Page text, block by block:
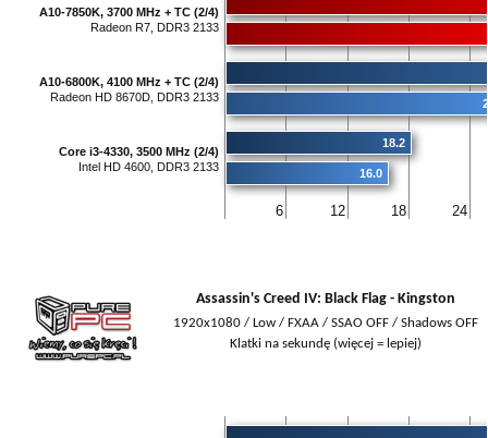
6 12 18 24
A10-7850K, 3700 MHz + TC (2/4)
Radeon R7, DDR3 2133
A10-6800K, 4100 MHz + TC (2/4)
Radeon HD 8670D, DDR3 2133
Core i3-4330, 3500 MHz (2/4)
Intel HD 4600, DDR3 2133
18.2
16.0
Assassin's Creed IV: Black Flag - Kingston
1920x1080 / Low / FXAA / SSAO OFF / Shadows OFF
Klatki na sekundę (więcej = lepiej)